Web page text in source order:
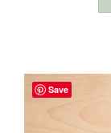
Save